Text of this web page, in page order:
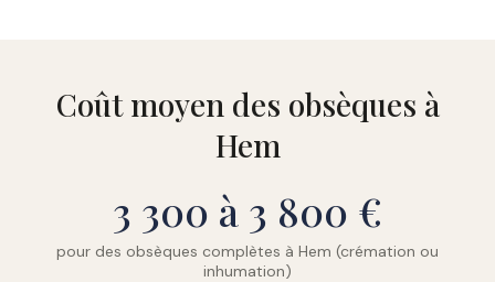
Coût moyen des obsèques à
Hem
3 300 à 3 800 €
pour des obsèques complètes à Hem (crémation ou
inhumation)